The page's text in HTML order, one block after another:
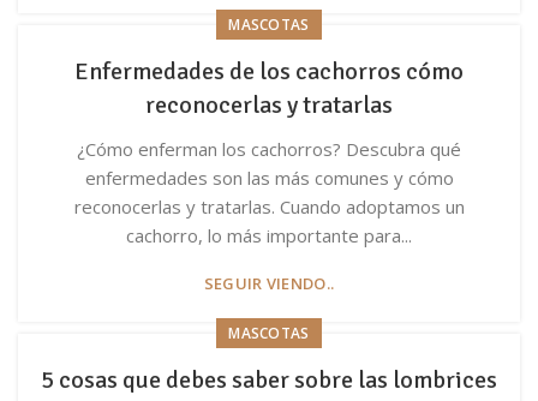
MASCOTAS
Enfermedades de los cachorros cómo
reconocerlas y tratarlas
¿Cómo enferman los cachorros? Descubra qué
enfermedades son las más comunes y cómo
reconocerlas y tratarlas. Cuando adoptamos un
cachorro, lo más importante para...
SEGUIR VIENDO..
MASCOTAS
5 cosas que debes saber sobre las lombrices